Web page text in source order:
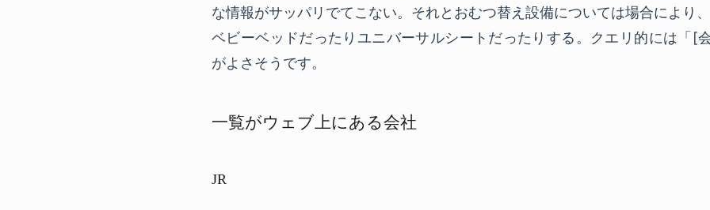
な情報がサッパリでてこない。それとおむつ替え設備については場合により
ベビーベッドだったりユニバーサルシートだったりする。クエリ的には「[
がよさそうです。
一覧がウェブ上にある会社
JR